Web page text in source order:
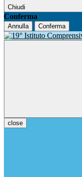
Chiudi
Conferma
Annulla Conferma
close